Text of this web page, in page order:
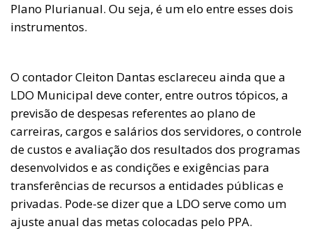
Plano Plurianual. Ou seja, é um elo entre esses dois
instrumentos.
O contador Cleiton Dantas esclareceu ainda que a
LDO Municipal deve conter, entre outros tópicos, a
previsão de despesas referentes ao plano de
carreiras, cargos e salários dos servidores, o controle
de custos e avaliação dos resultados dos programas
desenvolvidos e as condições e exigências para
transferências de recursos a entidades públicas e
privadas. Pode-se dizer que a LDO serve como um
ajuste anual das metas colocadas pelo PPA.